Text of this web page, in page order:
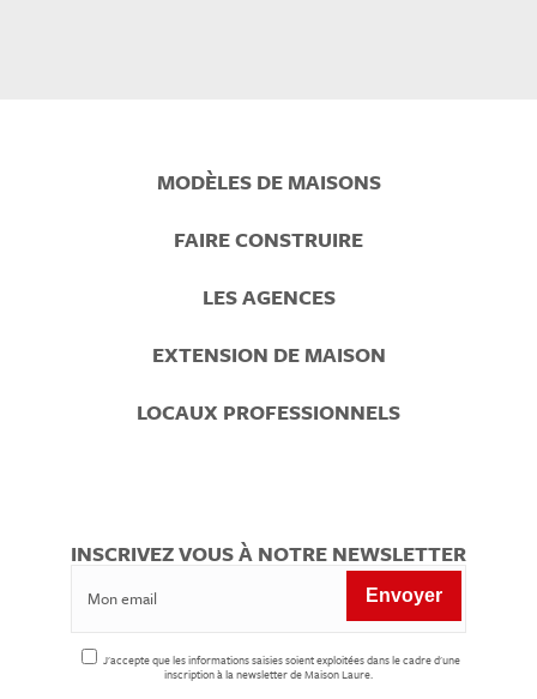
MODÈLES DE MAISONS
FAIRE CONSTRUIRE
LES AGENCES
EXTENSION DE MAISON
LOCAUX PROFESSIONNELS
INSCRIVEZ VOUS À NOTRE NEWSLETTER
J'accepte que les informations saisies soient exploitées dans le cadre d'une
inscription à la newsletter de Maison Laure.